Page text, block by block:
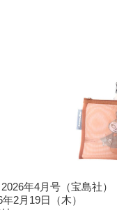
年4月号（宝島社）
2月19日（木）